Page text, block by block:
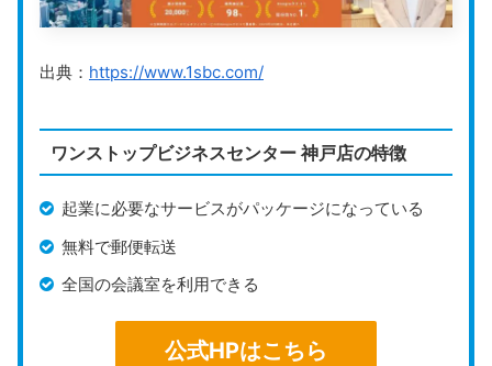
社の住所として利用できます。
GMOオフィスサポートでは、月額660円（税込）から
月額料金に郵便物の転送費用が含まれている分かりやす
いプランのため、コストを把握しやすいです。起業した
GMOあおぞらネット銀行と連携しているため、開設実
力です。GMOオフィスサポート経由で簡単に申込がで
きるシステムが整っているので、効率よくビジネスの準
備が進められます。
出典： https://www.1sbc.com/
ワンストップビジネスセンター 神戸店の特徴
起業に必要なサービスがパッケージになっている
無料で郵便転送
全国の会議室を利用できる
公式HPはこちら